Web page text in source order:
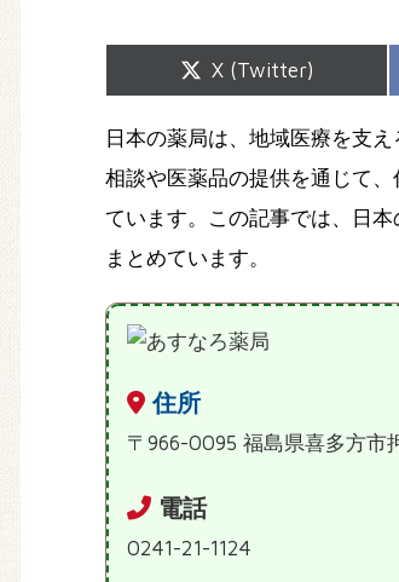
Share
X (Twitter)
日本の薬局は、地域医療を支
相談や医薬品の提供を通じて
ています。この記事では、日
まとめています。
住所
〒966-0095 福島県喜多方市
電話
0241-21-1124